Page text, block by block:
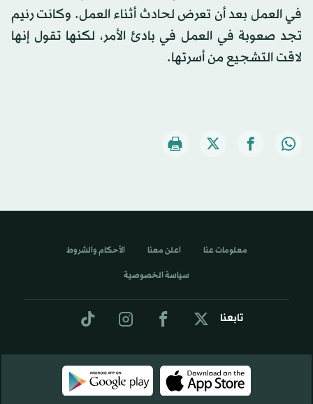
في العمل بعد أن تعرض لحادث أثناء العمل. وكانت رنيم
تجد صعوبة في العمل في بادئ الأمر، لكنها تقول إنها
لاقت التشجيع من أسرتها.
تابعنا
معلومات عنا اعلن معنا الأحكام والشروط
سياسة الخصوصية